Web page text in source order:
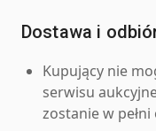
Dostawa i
Kupujący nie
serwisu
zostanie w pełni